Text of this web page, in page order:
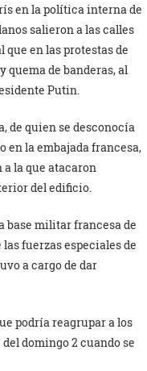
en la política interna de
salieron a las calles
que en las protestas de
de banderas, al
Putin.
de quien se desconocía
en la embajada francesa,
la que atacaron
del edificio.
base militar francesa de
fuerzas especiales de
a cargo de dar
podría reagrupar a los
domingo 2 cuando se